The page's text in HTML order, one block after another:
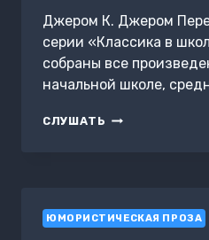
Джером К. Джером
серии «Классика в
собраны все
начальной школе,
СЛУШАТЬ ТРОЕ
ЮМОРИСТИЧЕСКАЯ ПРОЗА